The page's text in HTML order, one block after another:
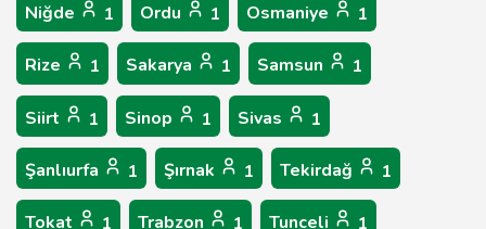
Niğde 1 Ordu 1 Osmaniye 1
Rize 1 Sakarya 1 Samsun 1
Siirt 1 Sinop 1 Sivas 1
Şanlıurfa 1 Şırnak 1 Tekirdağ 1
Tokat 1 Trabzon 1 Tunceli 1